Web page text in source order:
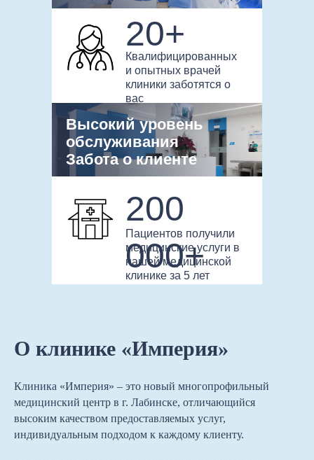
20+
Квалифицированных
и опытных врачей
клиники заботятся о
вас
Высокий уровень
обслуживания
Забота о клиенте
200
000+
Пациентов получили
медицинские услуги в
нашей медицинской
клинике за 5 лет
О клинике «Империя»
Клиника «Империя» – это новый многопрофильный
медицинский центр в г. Лабинске, отличающийся
высоким качеством предоставляемых услуг,
индивидуальным подходом к каждому клиенту.